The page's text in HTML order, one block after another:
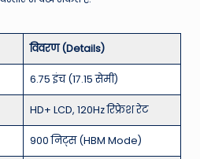
विवरण (Details)
6.75 इंच (17.15 सेमी)
HD+ LCD, 120Hz रिफ्रेश रेट
900 निट्स (HBM Mode)